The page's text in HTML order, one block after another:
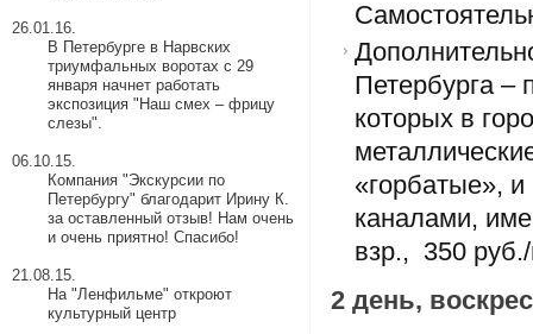
26.01.16.
В Петербурге в Нарвских
триумфальных воротах с 29
января начнет работать
экспозиция "Наш смех – фрицу
слезы".
06.10.15.
Компания "Экскурсии по
Петербургу" благодарит Ирину К.
за оставленный отзыв! Нам очень
и очень приятно! Спасибо!
21.08.15.
На "Ленфильме" откроют
культурный центр
Петербурга –
которых в
«горбатые»,
каналами,
взр., 350
2 день,